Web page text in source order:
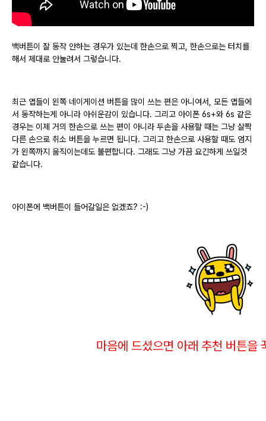
백버튼이 잘 동작 안하는 경우가 있는데 한손으로 찍고, 한손으로는 터치를
해서 제대로 안눌려서 그렇습니다.
최근 앱들이 왼쪽 네이게이션 버튼을 많이 쓰는 편은 아니여서, 모든 앱들에
서 동작하는게 아니라 아쉬운감이 있습니다. 그리고 아이폰 6s+와 6s 같은
경우는 이제 거의 한손으로 쓰는 편이 아니라 두손을 사용할 때는 그냥 살짝
다른 손으로 취소 버튼을 누르면 됩니다. 그리고 한손으로 사용할 때도 엄지
가 왼쪽까지 움직이는데도 불편합니다. 그래도 그냥 가끔 요긴하게 쓰일것
같습니다.
아이폰에 백버튼이 들어갈일은 없겠죠? :-)
마음에 드셨으면 아래 추천 버튼을